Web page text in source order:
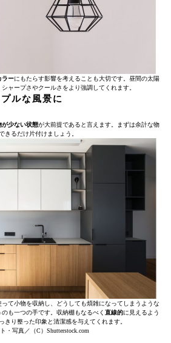
ラーにもたらす影響を考えることも大切です。昼間の太陽
ャープさやクールさをより強調してくれます。
ルな風景に
が少ない状態が大前提であると言えます。まずは余計な物
きるだけ片付けましょう。
て小物を収納し、どうしても煩雑になってしまうような
も一つの手です。収納棚もなるべく 直線的に見えるよう
きり整った印象と清潔感を与えてくれます。
・写真／（C）Shutterstock.com